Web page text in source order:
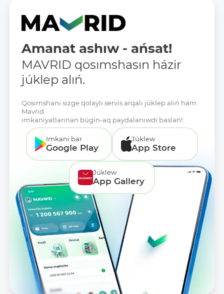
Amanat ashıw - ańsat!
MAVRID qosımshasın házir
júklep alıń.
Qosımshanı sizge qolaylı servis arqalı júklep alıń hám
Mavrid
imkaniyatlarınan búgin-aq paydalanıwdı baslań!:
Imkani bar
Google Play
Júklew
App Store
Júklew
App Gallery